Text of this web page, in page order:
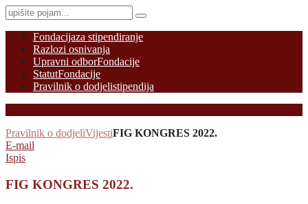
Fondacijaza stipendiranje
Razlozi osnivanja
Upravni odborFondacije
StatutFondacije
Pravilnik o dodjelistipendija
Pravilnik o dodjeliVijestiFIG KONGRES 2022.
E-mail
Ispis
FIG KONGRES 2022.